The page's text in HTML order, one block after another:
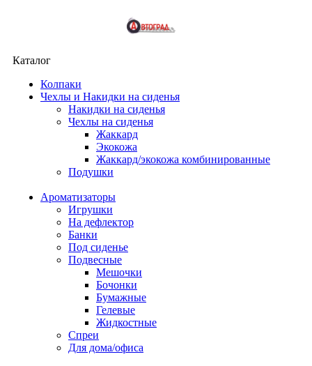
Каталог
Колпаки
Чехлы и Накидки на сиденья
Накидки на сиденья
Чехлы на сиденья
Жаккард
Экокожа
Жаккард/экокожа комбинированные
Подушки
Ароматизаторы
Игрушки
На дефлектор
Банки
Под сиденье
Подвесные
Мешочки
Бочонки
Бумажные
Гелевые
Жидкостные
Спреи
Для дома/офиса